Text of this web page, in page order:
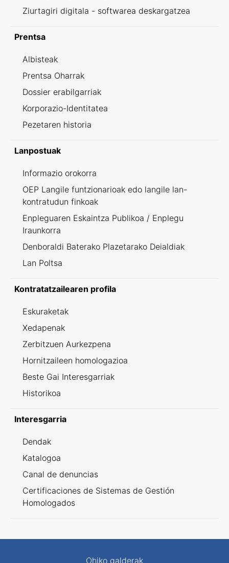
Ziurtagiri digitala - softwarea deskargatzea
Prentsa
Albisteak
Prentsa Oharrak
Dossier erabilgarriak
Korporazio-Identitatea
Pezetaren historia
Lanpostuak
Informazio orokorra
OEP Langile funtzionarioak edo langile lan-
kontratudun finkoak
Enpleguaren Eskaintza Publikoa / Enplegu
Iraunkorra
Denboraldi Baterako Plazetarako Deialdiak
Lan Poltsa
Kontratatzailearen profila
Eskuraketak
Xedapenak
Zerbitzuen Aurkezpena
Hornitzaileen homologazioa
Beste Gai Interesgarriak
Historikoa
Interesgarria
Dendak
Katalogoa
Canal de denuncias
Certificaciones de Sistemas de Gestión
Homologados
Ohiko galderak